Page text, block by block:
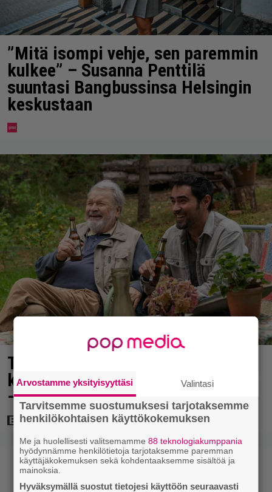
”Mitä isompi vehje, sen paremmin
kulkee” – Susanna Penttilä
suuntasi Bangbussinsa Helsingin
keskustaan
Tänään tv:ssä: Koskettava
kotimainen elokuva vuodelta 2020
– ”Tehty isolla sydämellä”
Arvostamme yksityisyyttäsi Valintasi
Tarvitsemme suostumuksesi tarjotaksemme
henkilökohtaisen käyttökokemuksen
Me ja huolellisesti valitsemamme88 teknologiakumppania
hyödynnämme henkilötietoja tarjotaksemme paremman
käyttäjäkokemuksen sekä kohdentaaksemme sisältöä ja
mainoksia.
Hyväksymällä suostut tietojesi käyttöön seuraavasti